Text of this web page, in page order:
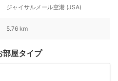
ジャイサルメール空港 (JSA)
5.76 km
屋タイプ